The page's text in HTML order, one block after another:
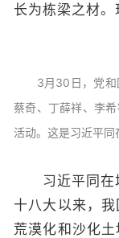
长为栋梁之材。
3月30日，党和国
蔡奇、丁薛祥、李
活动。这是习近平同
习近平同在场
十八大以来，我
荒漠化和沙化